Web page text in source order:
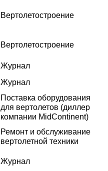
Вертолетостроение
Вертолетостроение
Журнал
Журнал
Поставка оборудования
для вертолетов (диллер
компании MidContinent)
Ремонт и обслуживание
вертолетной техники
Журнал